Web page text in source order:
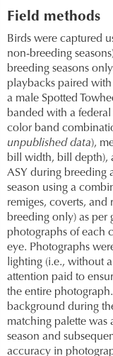
Field methods
Birds were captured
non-breeding
breeding seasons
playbacks paired
a male Spotted
banded with a
color band
unpublished data),
bill width, bill depth),
ASY during breeding
season using a
remiges, coverts, and
breeding only) as per
photographs of each
eye. Photographs
lighting (i.e., without
attention paid to
the entire
background during
matching palette
season and
accuracy in